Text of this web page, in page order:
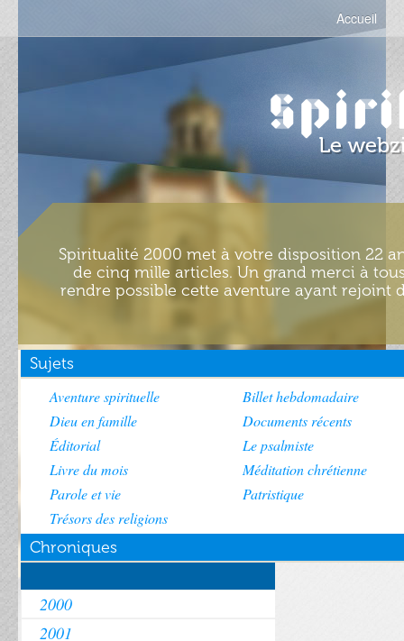
Accueil
Spiritualité 2000 met à votre disposition 22
de cinq mille articles. Un grand merci à
rendre possible cette aventure ayant rejoint
Sujets
Aventure spirituelle
Billet hebdomadaire
Dieu en famille
Documents récents
Éditorial
Le psalmiste
Livre du mois
Méditation chrétienne
Parole et vie
Patristique
Trésors des religions
Chroniques
2000
2001